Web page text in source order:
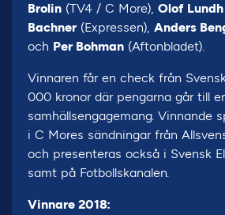
Brolin (TV4 / C More), Olof Lundh
Bachner(Expressen), Anders
och Per Bohman (Aftonbladet).
Vinnaren får en check från
000 kronor där pengarna går till
samhällsengagemang. Vinnande
i C Mores sändningar från
och presenteras också i Svensk
samt på Fotbollskanalen.
Vinnare 2018: